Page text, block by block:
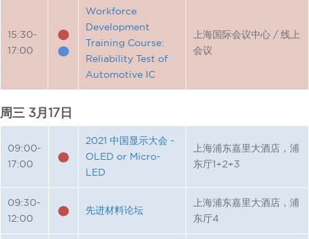
15:30-
17:00
Workforce
Development
Training Course:
Reliability Test of
Automotive IC
上海国际会议中心 / 线上
会议
周三 3月17日
09:00-
17:00
2021 中国显示大会 -
OLED or Micro-
LED
上海浦东嘉里大酒店，浦
东厅1+2+3
09:30-
12:00
先进材料论坛
上海浦东嘉里大酒店，浦
东厅4